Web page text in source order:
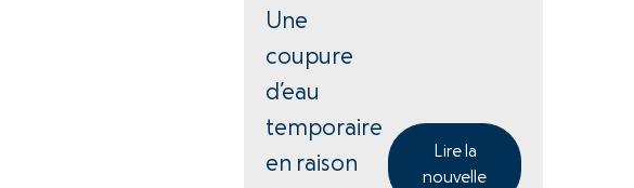
Une
coupure
d’eau
temporaire
en raison
Lire la
nouvelle